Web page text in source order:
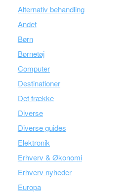
Alternativ behandling
Andet
Børn
Børnetøj
Computer
Destinationer
Det frække
Diverse
Diverse guides
Elektronik
Erhverv & Økonomi
Erhverv nyheder
Europa